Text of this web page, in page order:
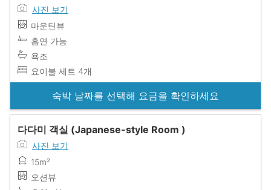
사진 보기
마운틴뷰
흡연 가능
욕조
요이불 세트 4개
숙박 날짜를 선택해 요금을 확인하세요
다다미 객실 (Japanese-style Room )
사진 보기
15m²
오션뷰